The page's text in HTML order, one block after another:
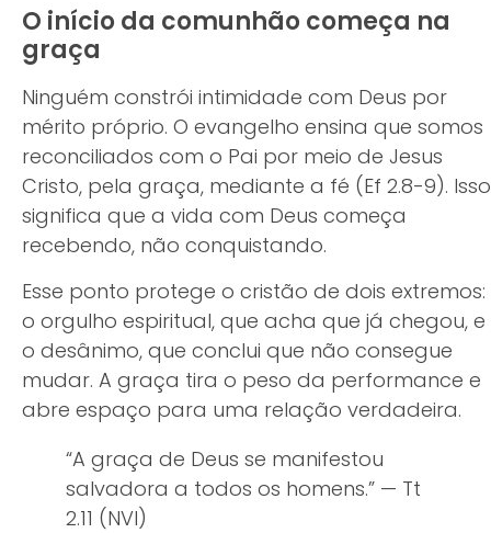
O início da comunhão começa na
graça
Ninguém constrói intimidade com Deus por
mérito próprio. O evangelho ensina que somos
reconciliados com o Pai por meio de Jesus
Cristo, pela graça, mediante a fé (Ef 2.8-9). Isso
significa que a vida com Deus começa
recebendo, não conquistando.
Esse ponto protege o cristão de dois extremos:
o orgulho espiritual, que acha que já chegou, e
o desânimo, que conclui que não consegue
mudar. A graça tira o peso da performance e
abre espaço para uma relação verdadeira.
“A graça de Deus se manifestou
salvadora a todos os homens.” — Tt
2.11 (NVI)